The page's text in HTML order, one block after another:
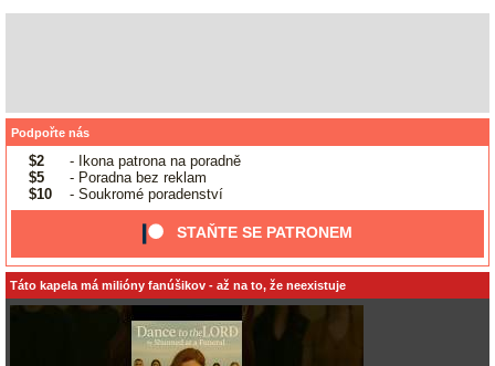
Podpořte nás
$2
- Ikona patrona na poradně
$5
- Poradna bez reklam
$10
- Soukromé poradenství
STAŇTE SE PATRONEM
Táto kapela má milióny fanúšikov - až na to, že neexistuje